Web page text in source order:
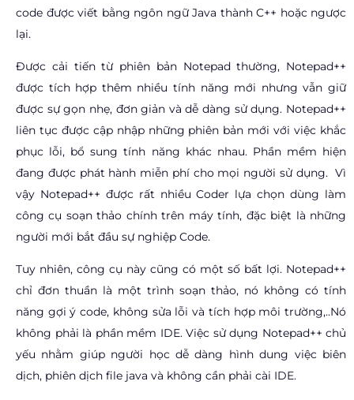
code được viết bằng ngôn ngữ Java thành C++ hoặc ngược
lại.
Được cải tiến từ phiên bản Notepad thường, Notepad++
được tích hợp thêm nhiều tính năng mới nhưng vẫn giữ
được sự gọn nhẹ, đơn giản và dễ dàng sử dụng. Notepad++
liên tục được cập nhập những phiên bản mới với việc khắc
phục lỗi, bổ sung tính năng khác nhau. Phần mềm hiện
đang được phát hành miễn phí cho mọi người sử dụng. Vì
vậy Notepad++ được rất nhiều Coder lựa chọn dùng làm
công cụ soạn thảo chính trên máy tính, đặc biệt là những
người mới bắt đầu sự nghiệp Code.
Tuy nhiên, công cụ này cũng có một số bất lợi. Notepad++
chỉ đơn thuần là một trình soạn thảo, nó không có tính
năng gợi ý code, không sửa lỗi và tích hợp môi trường,..Nó
không phải là phần mềm IDE. Việc sử dụng Notepad++ chủ
yếu nhằm giúp người học dễ dàng hình dung việc biên
dịch, phiên dịch file java và không cần phải cài IDE.